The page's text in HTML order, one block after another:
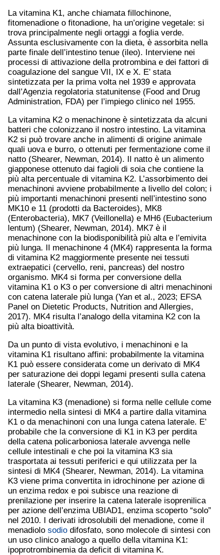
La vitamina K1, anche chiamata fillochinone,
fitomenadione o fitonadione, ha un’origine vegetale: si
trova principalmente negli ortaggi a foglia verde.
Assunta esclusivamente con la dieta, è assorbita nella
parte finale dell’intestino tenue (ileo). Interviene nei
processi di attivazione della protrombina e dei fattori di
coagulazione del sangue VII, IX e X. E’ stata
sintetizzata per la prima volta nel 1939 e approvata
dall’Agenzia regolatoria statunitense (Food and Drug
Administration, FDA) per l’impiego clinico nel 1955.
La vitamina K2 o menachinone è sintetizzata da alcuni
batteri che colonizzano il nostro intestino. La vitamina
K2 si può trovare anche in alimenti di origine animale
quali uova e burro, o ottenuti per fermentazione come il
natto (Shearer, Newman, 2014). Il natto è un alimento
giapponese ottenuto dai fagioli di soia che contiene la
più alta percentuale di vitamina K2. L’assorbimento dei
menachinoni avviene probabilmente a livello del colon; i
più importanti menachinoni presenti nell’intestino sono
MK10 e 11 (prodotti da Bacteroides), MK8
(Enterobacteria), MK7 (Veillonella) e MH6 (Eubacterium
lentum) (Shearer, Newman, 2014). MK7 è il
menachinone con la biodisponibilità più alta e l’emivita
più lunga. Il menachinone 4 (MK4) rappresenta la forma
di vitamina K2 maggiormente presente nei tessuti
extraepatici (cervello, reni, pancreas) del nostro
organismo. MK4 si forma per conversione della
vitamina K1 o K3 o per conversione di altri menachinoni
con catena laterale più lunga (Yan et al., 2023; EFSA
Panel on Dietetic Products, Nutrition and Allergies,
2017). MK4 risulta l’analogo della vitamina K2 con la
più alta bioattività.
Da un punto di vista evolutivo, i menachinoni e la
vitamina K1 risultano affini: probabilmente la vitamina
K1 può essere considerata come un derivato di MK4
per saturazione dei doppi legami presenti sulla catena
laterale (Shearer, Newman, 2014).
La vitamina K3 (menadione) si forma nelle cellule come
intermedio nella sintesi di MK4 a partire dalla vitamina
K1 o da menachinoni con una lunga catena laterale. E’
probabile che la conversione di K1 in K3 per perdita
della catena policarboniosa laterale avvenga nelle
cellule intestinali e che poi la vitamina K3 sia
trasportata ai tessuti periferici e qui utilizzata per la
sintesi di MK4 (Shearer, Newman, 2014). La vitamina
K3 viene prima convertita in idrochinone per azione di
un enzima redox e poi subisce una reazione di
prenilazione per inserire la catena laterale isoprenilica
per azione dell’enzima UBIAD1, enzima scoperto “solo”
nel 2010. I derivati idrosolubili del menadione, come il
menadiolo sodio difosfato, sono molecole di sintesi con
un uso clinico analogo a quello della vitamina K1:
ipoprotrombinemia da deficit di vitamina K.